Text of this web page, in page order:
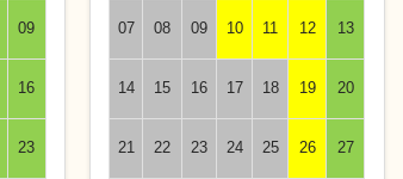
09
16
23
07 08 09 10 11 12 13
14 15 16 17 18 19 20
21 22 23 24 25 26 27